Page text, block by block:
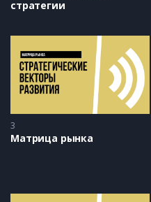
стратегии
3
Матрица рынка